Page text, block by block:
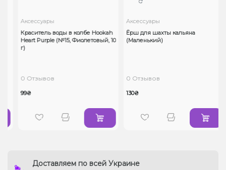
Аксессуары
Краситель воды в колбе Hookah
Heart Purple (№15, Фиолетовый, 10
г)
0 Отзывов
99₴
Аксессуары
Ёрш для шахты кальяна
(Маленький)
0 Отзывов
130₴
Доставляем по всей Украине